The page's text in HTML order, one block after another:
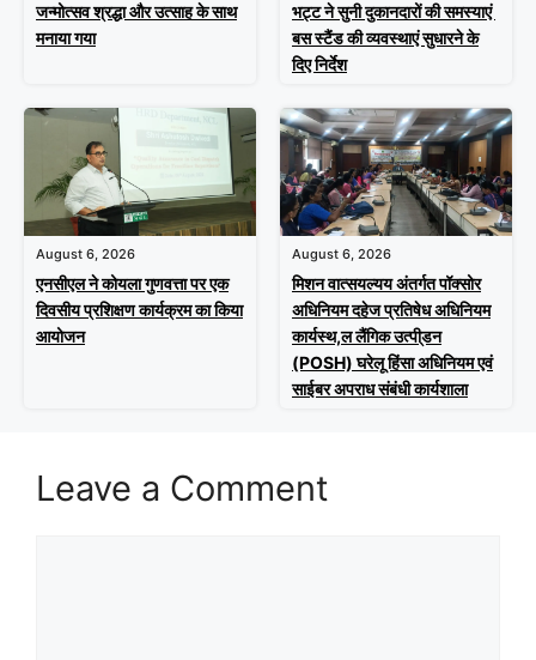
जन्मोत्सव श्रद्धा और उत्साह के साथ
मनाया गया
भट्ट ने सुनी दुकानदारों की समस्याएं
बस स्टैंड की व्यवस्थाएं सुधारने के
दिए निर्देश
August 6, 2026
एनसीएल ने कोयला गुणवत्ता पर एक
दिवसीय प्रशिक्षण कार्यक्रम का किया
आयोजन
August 6, 2026
मिशन वात्सयल्यय अंतर्गत पॉक्सोर
अधिनियम दहेज प्रतिषेध अधिनियम
कार्यस्थ,ल लैंगिक उत्पी्डन
(POSH) घरेलू हिंसा अधिनियम एवं
साईबर अपराध संबंधी कार्यशाला
Leave a Comment